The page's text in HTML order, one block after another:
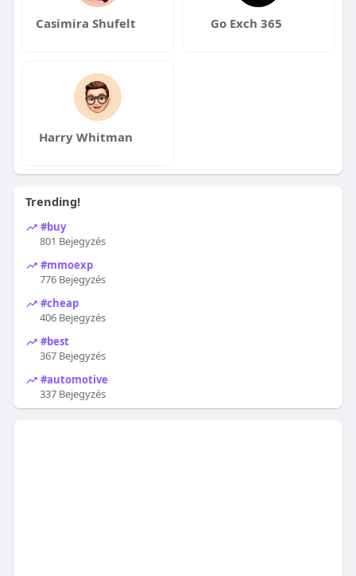
Casimira Shufelt Go Exch 365
Harry Whitman
Trending!
#buy
801 Bejegyzés
#mmoexp
776 Bejegyzés
#cheap
406 Bejegyzés
#best
367 Bejegyzés
#automotive
337 Bejegyzés